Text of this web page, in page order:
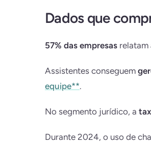
Dados que
57% das empresas relatam
Assistentes conseguem
equipe**.
No segmento jurídico, a
Durante 2024, o uso de